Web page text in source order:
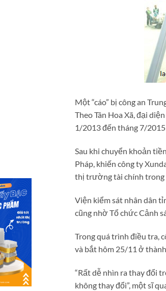
Một “cáo” bị công an
Theo Tân Hoa Xã, đại
1/2013 đến tháng 7/
Sau khi chuyển khoản
Pháp, khiến công ty
thị trường tài chính
Viện kiểm sát nhân dân
cũng nhờ Tổ chức Cảnh
Trong quá trình điều tra,
và bắt hôm 25/11 ở
“Rất dễ nhìn ra thay đổi
không thay đổi”, một sĩ